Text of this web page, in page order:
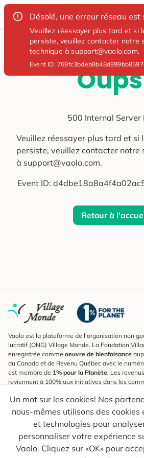
Désolé, une erreur réseau est
Veuillez réessayer plus tard et si
persiste, veuillez contacter notre
technique à support@vaolo.com.
Event ID:
500 Internal Server
Veuillez réessayer plus tard et si
persiste, veuillez contacter notre
à support@vaolo.com.
Event ID:
Retour à
Un mot sur les cookies! Nos
nous-mêmes utilisons des
et technologies pour
personnaliser votre expérience
Vaolo. Cliquez sur «OK» pour
Vaolo est la plateforme de l'organisation non
lucratif (ONG) Village Monde. La Fondation
enregistrée comme oeuvre de bienfaisance
du Canada et de Revenu Québec avec le
est membre de 1% pour la Planète. Les
reviennent à 100% aux initiatives dans les
S'inscrire à l'infolettre
Pour connaître les nouveautés, suivre nos
astuces pour des voyages plus conscients.
Ton courriel